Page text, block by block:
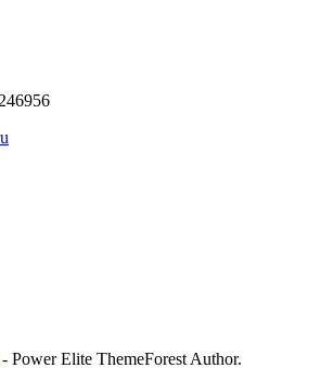
- Power Elite ThemeForest Author.